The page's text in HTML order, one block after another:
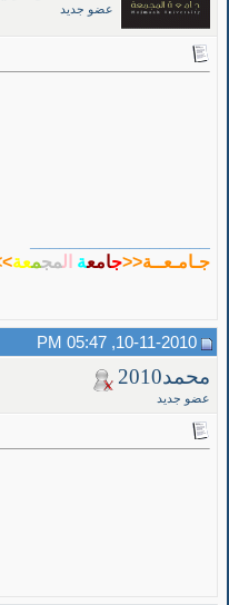
عضو جديد
جـامـعــة<<جامعة المجمعة
محمد2010
عضو جديد